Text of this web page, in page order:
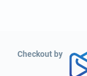
Checkout by